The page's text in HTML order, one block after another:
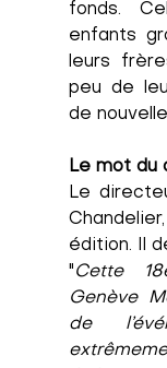
fonds.
enfants
leurs
peu de
de
Le mot du
Le
édition. Il
"Cette
Genève
de